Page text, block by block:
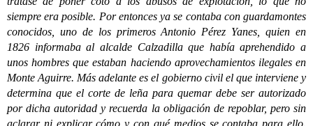
siempre era posible. Por entonces ya se contaba con guardamontes
conocidos, uno de los primeros Antonio Pérez Yanes, quien en
1826 informaba al alcalde Calzadilla que había aprehendido a
unos hombres que estaban haciendo aprovechamientos ilegales en
Monte Aguirre. Más adelante es el gobierno civil el que interviene y
determina que el corte de leña para quemar debe ser autorizado
por dicha autoridad y recuerda la obligación de repoblar, pero sin
aclarar ni explicar cómo y con qué medios se contaba para ello.